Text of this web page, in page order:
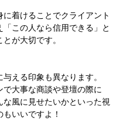
に着けることでクライアント
「この人なら信用できる」と
が大切です。
与える印象も異なります。
で大事な商談や登壇の際に
な風に見せたいかといった視
いいですよ！